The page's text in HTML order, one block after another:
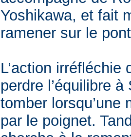
Yoshikawa, et fait
ramener sur le
L’action irréfléchie
perdre l’équilibre
tomber lorsqu’une
par le poignet.